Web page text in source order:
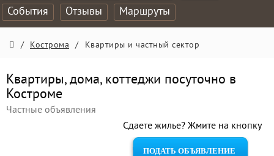
События
Отзывы Маршруты
/ Кострома / Квартиры и частный сектор
Квартиры, дома, коттеджи посуточно в
Костроме
Частные объявления
Сдаете жилье? Жмите на кнопку
ПОДАТЬ ОБЪЯВЛЕНИЕ